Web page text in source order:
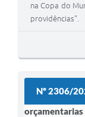
na Copa do
providências".
Nº 2306/
orçamentarias